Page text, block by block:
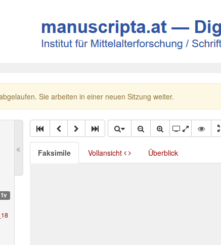
Sie arbeiten in einer neuen Sitzung weiter.
Faksimile Vollansicht Überblick